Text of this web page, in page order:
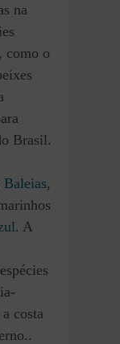
na
como o
Brasil.
Baleias,
. A
costa